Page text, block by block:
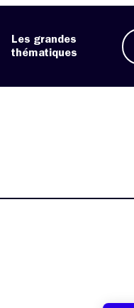
Les grandes
thématiques